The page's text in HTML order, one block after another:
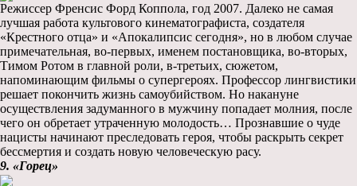
Режиссер Френсис Форд Коппола, год 2007. Далеко не самая
лучшая работа культового кинематографиста, создателя
«Крестного отца» и «Апокалипсис сегодня», но в любом случае
примечательная, во-первых, именем постановщика, во-вторых,
Тимом Ротом в главной роли, в-третьих, сюжетом,
напоминающим фильмы о супергероях. Профессор лингвистики
решает покончить жизнь самоубийством. Но накануне
осуществления задуманного в мужчину попадает молния, после
чего он обретает утраченную молодость… Прознавшие о чуде
нацисты начинают преследовать героя, чтобы раскрыть секрет
бессмертия и создать новую человеческую расу.
9. «Горец»